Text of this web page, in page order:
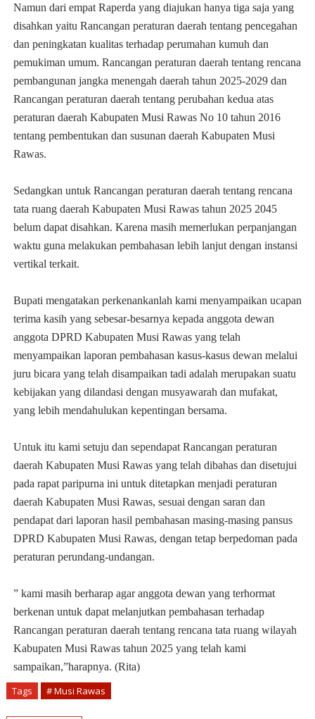
Namun dari empat Raperda yang diajukan hanya tiga saja yang
disahkan yaitu Rancangan peraturan daerah tentang pencegahan
dan peningkatan kualitas terhadap perumahan kumuh dan
pemukiman umum. Rancangan peraturan daerah tentang rencana
pembangunan jangka menengah daerah tahun 2025-2029 dan
Rancangan peraturan daerah tentang perubahan kedua atas
peraturan daerah Kabupaten Musi Rawas No 10 tahun 2016
tentang pembentukan dan susunan daerah Kabupaten Musi
Rawas.
Sedangkan untuk Rancangan peraturan daerah tentang rencana
tata ruang daerah Kabupaten Musi Rawas tahun 2025 2045
belum dapat disahkan. Karena masih memerlukan perpanjangan
waktu guna melakukan pembahasan lebih lanjut dengan instansi
vertikal terkait.
Bupati mengatakan perkenankanlah kami menyampaikan ucapan
terima kasih yang sebesar-besarnya kepada anggota dewan
anggota DPRD Kabupaten Musi Rawas yang telah
menyampaikan laporan pembahasan kasus-kasus dewan melalui
juru bicara yang telah disampaikan tadi adalah merupakan suatu
kebijakan yang dilandasi dengan musyawarah dan mufakat,
yang lebih mendahulukan kepentingan bersama.
Untuk itu kami setuju dan sependapat Rancangan peraturan
daerah Kabupaten Musi Rawas yang telah dibahas dan disetujui
pada rapat paripurna ini untuk ditetapkan menjadi peraturan
daerah Kabupaten Musi Rawas, sesuai dengan saran dan
pendapat dari laporan hasil pembahasan masing-masing pansus
DPRD Kabupaten Musi Rawas, dengan tetap berpedoman pada
peraturan perundang-undangan.
” kami masih berharap agar anggota dewan yang terhormat
berkenan untuk dapat melanjutkan pembahasan terhadap
Rancangan peraturan daerah tentang rencana tata ruang wilayah
Kabupaten Musi Rawas tahun 2025 yang telah kami
sampaikan,”harapnya. (Rita)
Tags # Musi Rawas